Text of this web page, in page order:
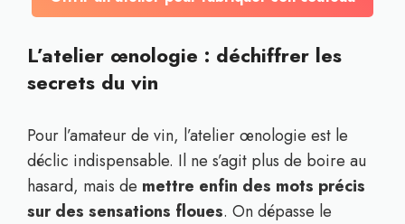
L’atelier œnologie : déchiffrer les
secrets du vin
Pour l’amateur de vin, l’atelier œnologie est le
déclic indispensable. Il ne s’agit plus de boire au
hasard, mais de mettre enfin des mots précis
sur des sensations floues. On dépasse le